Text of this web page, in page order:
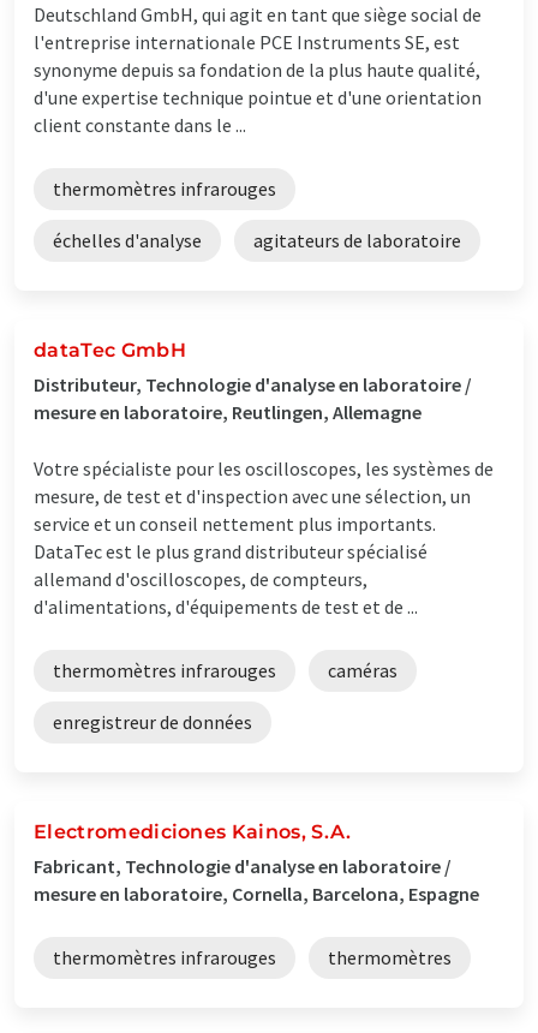
Deutschland GmbH, qui agit en tant que siège social de
l'entreprise internationale PCE Instruments SE, est
synonyme depuis sa fondation de la plus haute qualité,
d'une expertise technique pointue et d'une orientation
client constante dans le ...
thermomètres infrarouges
échelles d'analyse agitateurs de laboratoire
dataTec GmbH
Distributeur, Technologie d'analyse en laboratoire /
mesure en laboratoire, Reutlingen, Allemagne
Votre spécialiste pour les oscilloscopes, les systèmes de
mesure, de test et d'inspection avec une sélection, un
service et un conseil nettement plus importants.
DataTec est le plus grand distributeur spécialisé
allemand d'oscilloscopes, de compteurs,
d'alimentations, d'équipements de test et de ...
thermomètres infrarouges caméras
enregistreur de données
Electromediciones Kainos, S.A.
Fabricant, Technologie d'analyse en laboratoire /
mesure en laboratoire, Cornella, Barcelona, Espagne
thermomètres infrarouges thermomètres